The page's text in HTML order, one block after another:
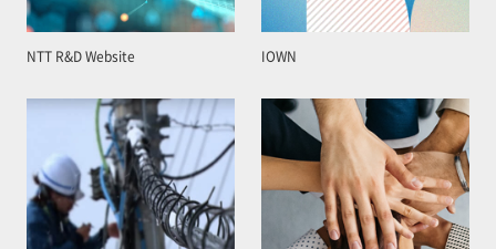
NTT R&D Website IOWN